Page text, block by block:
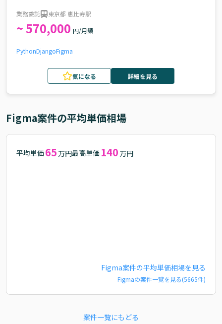
業務委託 東京都 恵比寿駅
~ 570,000 円/月額
PythonDjangoFigma
気になる 詳細を見る
Figma案件の平均単価相場
平均単価 65 万円最高単価 140 万円
Figma案件の平均単価相場を見る
Figmaの案件一覧を見る(5665件)
案件一覧にもどる